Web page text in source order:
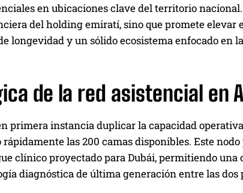
en ubicaciones clave del territorio
del holding emiratí, sino que promete elevar
longevidad y un sólido ecosistema enfocado en
de la red asistencial en
primera instancia duplicar la capacidad
las 200 camas disponibles. Este
clínico proyectado para Dubái, permitiendo
diagnóstica de última generación entre las